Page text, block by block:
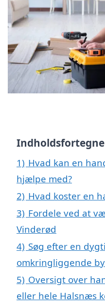
1) Hvad kan en
hjælpe med?
2) Hvad koster en
3) Fordele ved at
Vinderød
4) Søg efter en
omkringliggende
5) Oversigt over
eller hele Halsnæs